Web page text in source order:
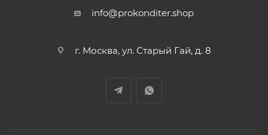
info@prokonditer.shop
г. Москва, ул. Старый Гай, д. 8